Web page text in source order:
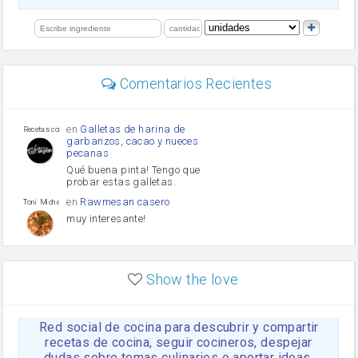
limón
Comentarios Recientes
Recetas con sazon
en Galletas de harina de
garbanzos, cacao y nueces
pecanas
Qué buena pinta! Tengo que
probar estas galletas.
Toni Michel Caubet
en Rawmesan casero
muy interesante!
enLasaña casera fácil y
HOJALDROSA TV
enGachas de la abuela
Rosa
Show the love
Red social de cocina para descubrir y compartir
recetas de cocina, seguir cocineros, despejar